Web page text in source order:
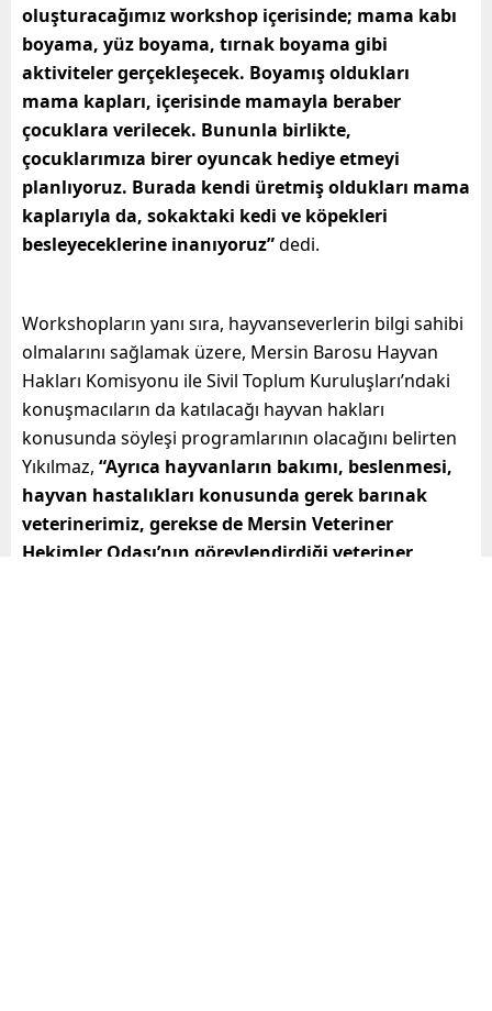
oluşturacağımız workshop içerisinde; mama kabı
boyama, yüz boyama, tırnak boyama gibi
aktiviteler gerçekleşecek. Boyamış oldukları
mama kapları, içerisinde mamayla beraber
çocuklara verilecek. Bununla birlikte,
çocuklarımıza birer oyuncak hediye etmeyi
planlıyoruz. Burada kendi üretmiş oldukları mama
kaplarıyla da, sokaktaki kedi ve köpekleri
besleyeceklerine inanıyoruz”dedi.
Workshopların yanı sıra, hayvanseverlerin bilgi sahibi
olmalarını sağlamak üzere, Mersin Barosu Hayvan
Hakları Komisyonu ile Sivil Toplum Kuruluşları’ndaki
konuşmacıların da katılacağı hayvan hakları
konusunda söyleşi programlarının olacağını belirten
Yıkılmaz, “Ayrıca hayvanların bakımı, beslenmesi,
hayvan hastalıkları konusunda gerek barınak
veterinerimiz, gerekse de Mersin Veteriner
Hekimler Odası’nın görevlendirdiği veteriner